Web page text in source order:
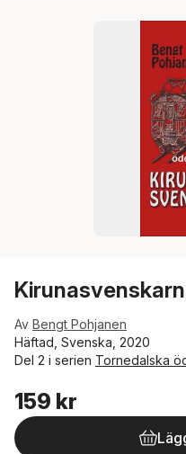
Av Bengt Pohjanen
Häftad, Svenska, 2020
Del 2 i serien Tornedalska
159 kr